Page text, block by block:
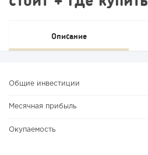
Описание
Общие инвестиции
Месячная прибыль
Окупаемость